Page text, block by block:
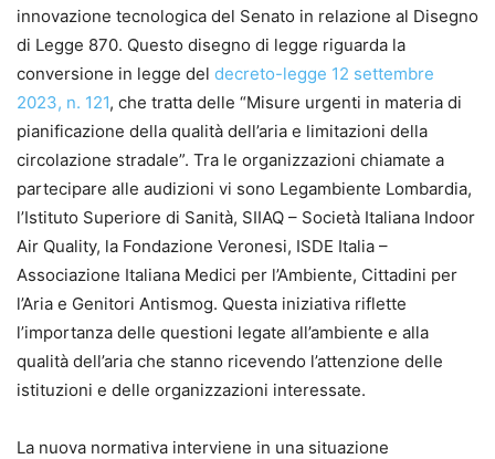
innovazione tecnologica del Senato in relazione al Disegno
di Legge 870. Questo disegno di legge riguarda la
conversione in legge del decreto-legge 12 settembre
2023, n. 121, che tratta delle “Misure urgenti in materia di
pianificazione della qualità dell’aria e limitazioni della
circolazione stradale”. Tra le organizzazioni chiamate a
partecipare alle audizioni vi sono Legambiente Lombardia,
l’Istituto Superiore di Sanità, SIIAQ – Società Italiana Indoor
Air Quality, la Fondazione Veronesi, ISDE Italia –
Associazione Italiana Medici per l’Ambiente, Cittadini per
l’Aria e Genitori Antismog. Questa iniziativa riflette
l’importanza delle questioni legate all’ambiente e alla
qualità dell’aria che stanno ricevendo l’attenzione delle
istituzioni e delle organizzazioni interessate.
La nuova normativa interviene in una situazione